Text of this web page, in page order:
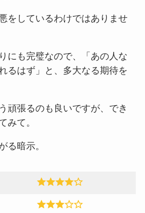
をしているわけではありませ
にも完璧なので、「あの人な
るはず」と、多大なる期待を
頑張るのも良いですが、でき
みて。
る暗示。